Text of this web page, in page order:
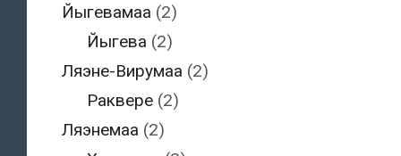
Йыгевамаа (2)
Йыгева (2)
Ляэне-Вирумаа (2)
Раквере (2)
Ляэнемаа (2)